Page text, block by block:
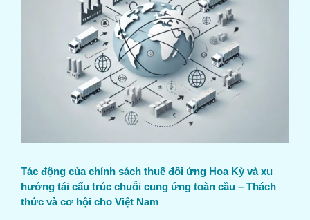
Tác động của chính sách thuế đối ứng Hoa Kỳ và xu
hướng tái cấu trúc chuỗi cung ứng toàn cầu – Thách
thức và cơ hội cho Việt Nam